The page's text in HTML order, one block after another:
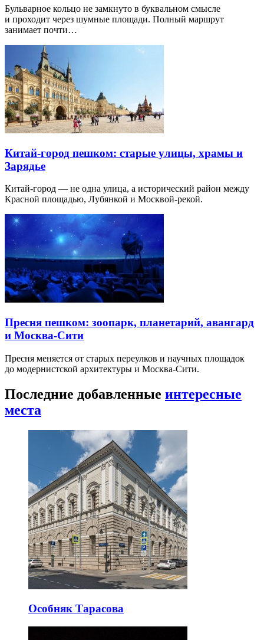
Бульварное кольцо не замкнуто в буквальном смысле
и проходит через шумные площади. Полный маршрут
занимает почти…
Китай-город пешком: старые улицы, храмы и
Зарядье
Китай-город — не одна улица, а исторический район между
Красной площадью, Лубянкой и Москвой-рекой.
Пресня пешком: зоопарк, планетарий, авангард
и Москва-Сити
Пресня меняется от старых переулков и научных площадок
до модернистской архитектуры и Москва-Сити.
Последние добавленные интересные
места
Особняк Тарасова